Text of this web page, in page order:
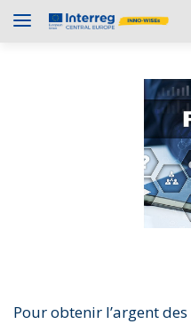
Pour obtenir l’argent